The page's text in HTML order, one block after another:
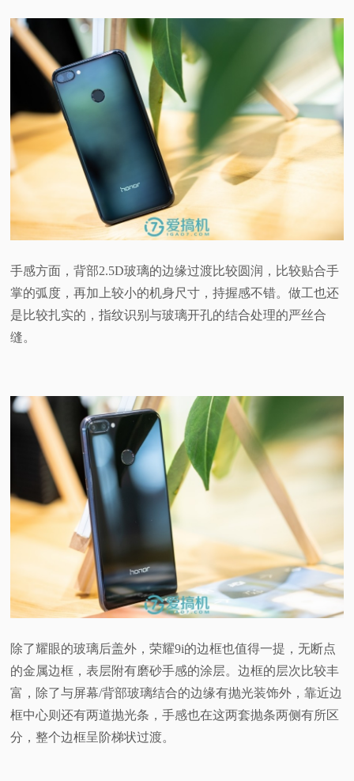
手感方面，背部2.5D玻璃的边缘过渡比较圆润，比较贴合手
掌的弧度，再加上较小的机身尺寸，持握感不错。做工也还
是比较扎实的，指纹识别与玻璃开孔的结合处理的严丝合
缝。
除了耀眼的玻璃后盖外，荣耀9i的边框也值得一提，无断点
的金属边框，表层附有磨砂手感的涂层。边框的层次比较丰
富，除了与屏幕/背部玻璃结合的边缘有抛光装饰外，靠近边
框中心则还有两道抛光条，手感也在这两套抛条两侧有所区
分，整个边框呈阶梯状过渡。